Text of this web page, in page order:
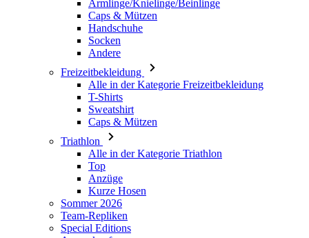
Freizeitbekleidung
Alle in der Kategorie Freizeitbekleidung
T-Shirts
Sweatshirt
Caps & Mützen
Triathlon
Alle in der Kategorie Triathlon
Top
Anzüge
Kurze Hosen
Sommer 2026
Team-Repliken
Special Editions
Ausverkauf
Geschenkgutscheine
Damen
Alle in der Kategorie Damen